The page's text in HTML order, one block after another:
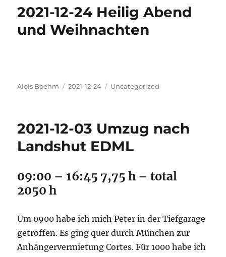
2021-12-24 Heilig Abend
und Weihnachten
Autor
Alois Boehm
Veröffentlicht
2021-12-24 Kategorien
Uncategorized
2021-12-03 Umzug nach
Landshut EDML
09:00 – 16:45 7,75 h – total
2050 h
Um 0900 habe ich mich Peter in der Tiefgarage
getroffen. Es ging quer durch München zur
Anhängervermietung Cortes. Für 1000 habe ich